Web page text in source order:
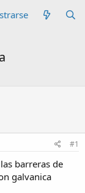
#1
barreras de
galvanica